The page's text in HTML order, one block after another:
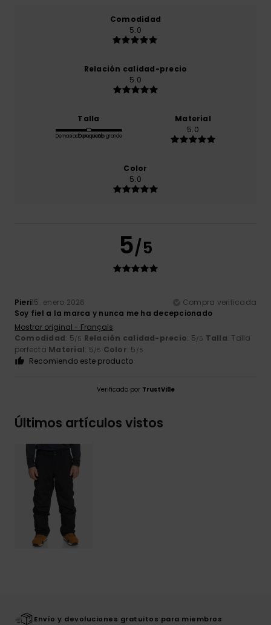
Comodidad
5.0
Relación calidad-precio
5.0
Talla
Demasiado pequeño
Demasiado grande
Material
5.0
Color
5.0
5/5
Pieri15. enero 2026
Compra verificada
Soy fiel a la marca y nunca me ha decepcionado
Mostrar original - Français
Comodidad: 5/5 Relación calidad-precio: 5/5 Talla: Talla
perfecta Material: 5/5 Color: 5 /5
Recomiendo este producto
Verificado por TrustVille
Últimos artículos vistos
Envío y devoluciones gratuitos para miembros